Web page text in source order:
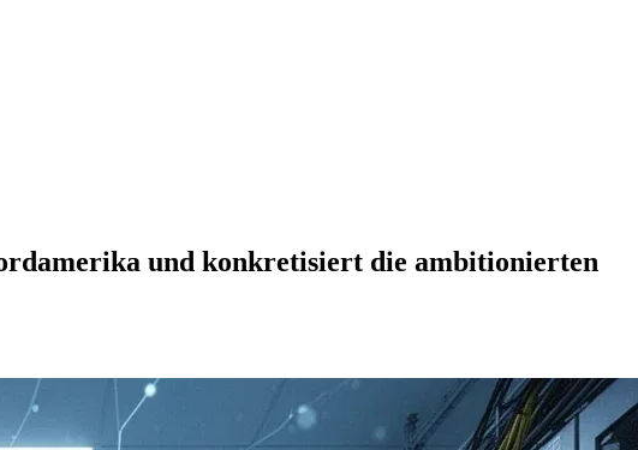
und konkretisiert die ambitionierten